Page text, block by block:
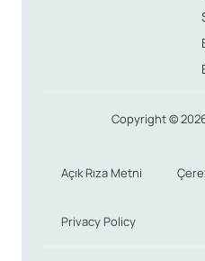
Copyright ©
Açık Rıza Metni
Privacy Policy